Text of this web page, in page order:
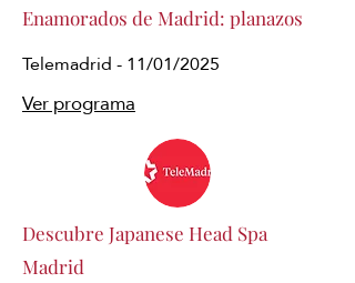
Enamorados de Madrid: planazos
Telemadrid - 11/01/2025
Ver programa
Descubre Japanese Head Spa
Madrid